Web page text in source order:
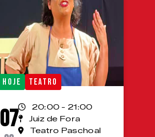
HOJE TEATRO
07
20:00 - 21:00
Juiz de Fora
Teatro Paschoal